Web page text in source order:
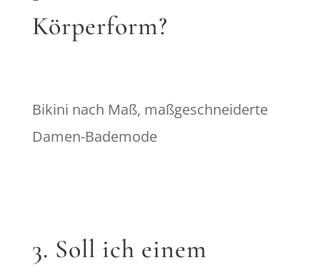
Körperform?
Bikini nach Maß, maßgeschneiderte
Damen-Bademode
3. Soll ich einem